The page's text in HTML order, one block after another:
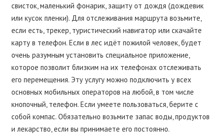
свисток, маленький фонарик, защиту от дождя (дождевик
или кусок пленки). Для отслеживания маршрута возьмите,
если есть, трекер, туристический навигатор или скачайте
карту в телефон. Если в лес идёт пожилой человек, будет
очень разумным установить специальное приложение,
которое позволит близким на их телефонах отслеживать
его перемещения. Эту услугу можно подключить у всех
основных мобильных операторов на любой, в том числе
кнопочный, телефон. Если умеете пользоваться, берите с
собой компас. Обязательно возьмите запас воды, продуктов
и лекарство, если вы принимаете его постоянно.